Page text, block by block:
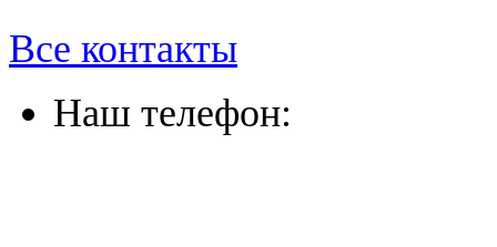
Все контакты
Наш телефон: